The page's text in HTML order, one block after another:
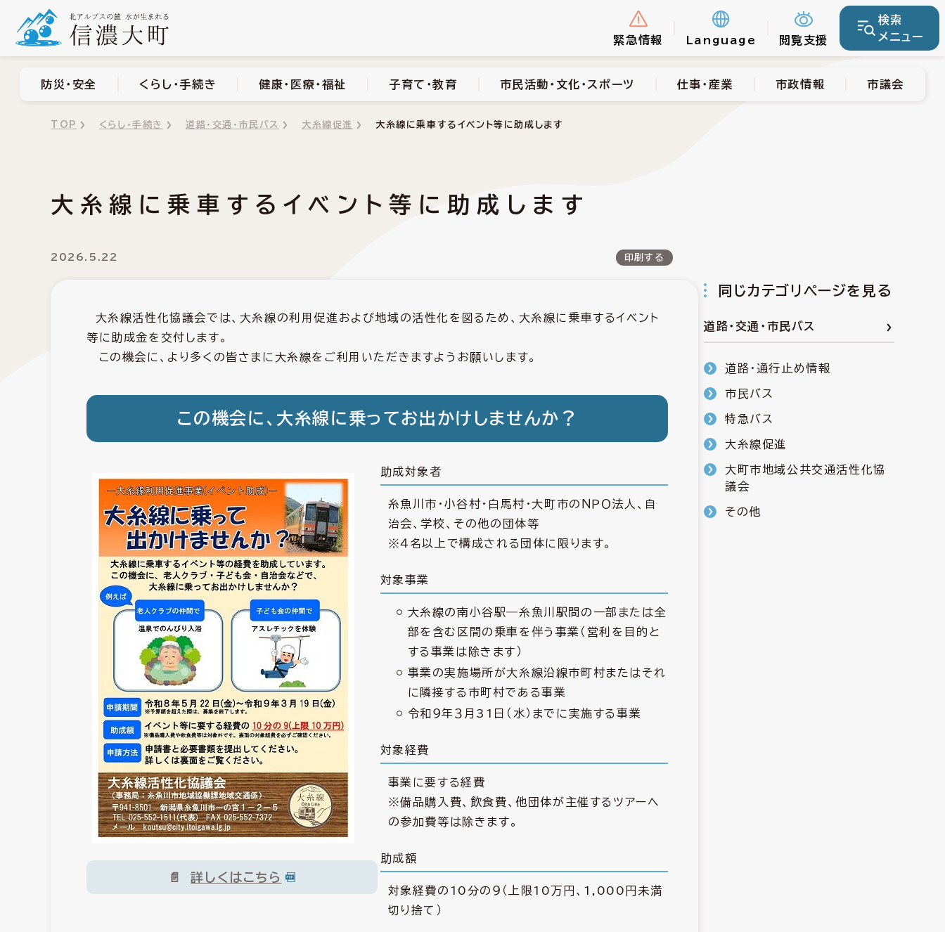
緊急情報 Language 閲覧支援
検索
メニュー
市民活動・文化・スポーツ 市政情報 市議会
防災・安全 くらし・手続き 健康・医療・福祉 子育て・教育 市民活動・文化・スポーツ 仕事・産業 市政情報 市議会
TOP くらし・手続き 道路・交通・市民バス 大糸線促進 大糸線に乗車するイベント等に助成します
大糸線に乗車するイベント等に助成します
2026.5.22 印刷する
大糸線活性化協議会では、大糸線の利用促進および地域の活性化を図るため、大糸線に乗車するイベント
等に助成金を交付します。
この機会に、より多くの皆さまに大糸線をご利用いただきますようお願いします。
この機会に、大糸線に乗ってお出かけしませんか？
詳しくはこちら
助成対象者
糸魚川市・小谷村・白馬村・大町市のＮＰＯ法人、自
治会、学校、その他の団体等
※４名以上で構成される団体に限ります。
対象事業
大糸線の南小谷駅―糸魚川駅間の一部または全
部を含む区間の乗車を伴う事業（営利を目的と
する事業は除きます）
事業の実施場所が大糸線沿線市町村またはそれ
に隣接する市町村である事業
令和９年３月31日（水）までに実施する事業
対象経費
事業に要する経費
※備品購入費、飲食費、他団体が主催するツアーへ
の参加費等は除きます。
助成額
対象経費の10分の９（上限10万円、1,000円未満
切り捨て）
同じカテゴリページを見る
道路・交通・市民バス
道路・通行止め情報
市民バス
特急バス
大糸線促進
大町市地域公共交通活性化協
議会
その他